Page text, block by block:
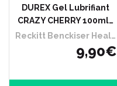
DUREX Gel Lubrifiant
CRAZY CHERRY 100ml…
Reckitt Benckiser Healthcare France
9,90€